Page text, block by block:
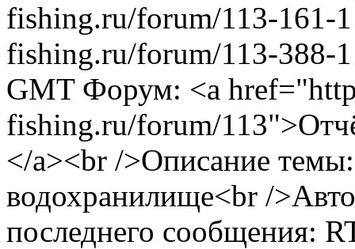
fishing.ru/forum/113-161-1
fishing.ru/forum/113-388-
GMT Форум: <a
fishing.ru/forum/
</a><br />Описание
водохранилище<br /
последнего сообщения: